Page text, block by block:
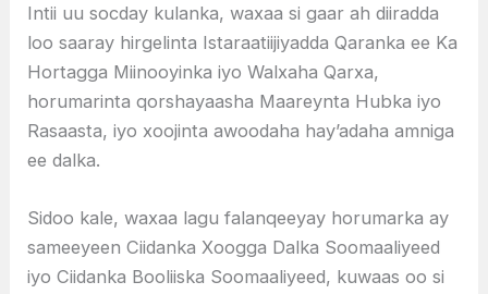
Intii uu socday kulanka, waxaa si gaar ah diiradda
loo saaray hirgelinta Istaraatiijiyadda Qaranka ee Ka
Hortagga Miinooyinka iyo Walxaha Qarxa,
horumarinta qorshayaasha Maareynta Hubka iyo
Rasaasta, iyo xoojinta awoodaha hay’adaha amniga
ee dalka.
Sidoo kale, waxaa lagu falanqeeyay horumarka ay
sameeyeen Ciidanka Xoogga Dalka Soomaaliyeed
iyo Ciidanka Booliiska Soomaaliyeed, kuwaas oo si